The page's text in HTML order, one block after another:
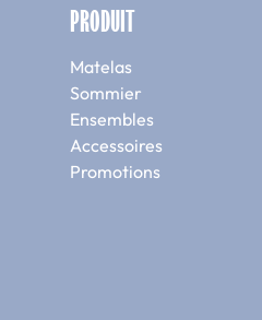
PRODUIT
Matelas
Sommier
Ensembles
Accessoires
Promotions